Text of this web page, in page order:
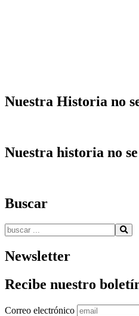
Nuestra Historia no
Nuestra historia no
Buscar
Buscar:
Newsletter
Recibe nuestro
Correo electrónico